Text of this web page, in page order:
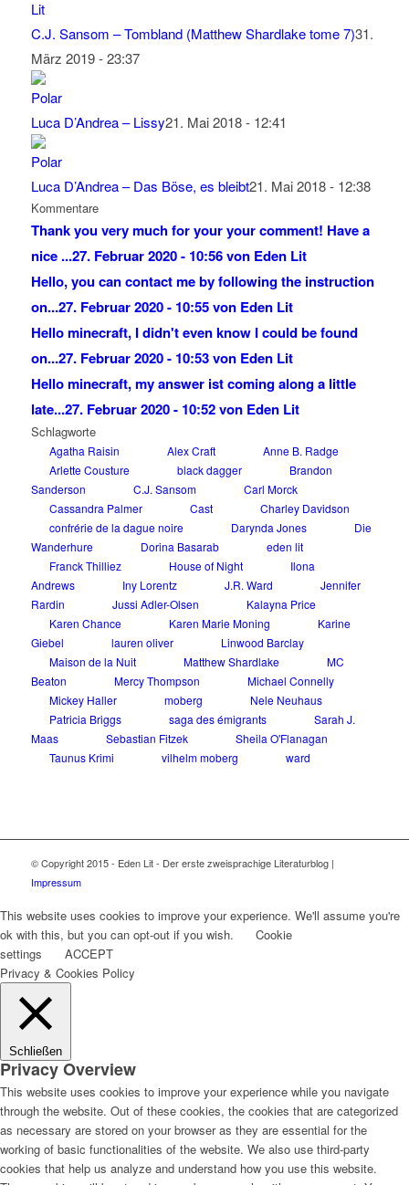
C.J. Sansom – Tombland (Matthew Shardlake tome 7)31.
März 2019 - 23:37
Luca D’Andrea – Lissy21. Mai 2018 - 12:41
Luca D’Andrea – Das Böse, es bleibt21. Mai 2018 - 12:38
Kommentare
Thank you very much for your your comment! Have a
nice ...27. Februar 2020 - 10:56 von Eden Lit
Hello, you can contact me by following the instruction
on...27. Februar 2020 - 10:55 von Eden Lit
Hello minecraft, I didn't even know I could be found
on...27. Februar 2020 - 10:53 von Eden Lit
Hello minecraft, my answer ist coming along a little
late...27. Februar 2020 - 10:52 von Eden Lit
Schlagworte
Agatha Raisin Alex Craft
Anne B. Radge
Arlette Cousture
black dagger
Brandon
Sanderson
C.J. Sansom
Carl Morck
Cassandra Palmer
Cast
Charley Davidson
confrérie de la dague noire
Darynda Jones
Die
Wanderhure
Dorina Basarab
eden lit
Franck Thilliez
House of Night
Ilona
Andrews
Iny Lorentz J.R. Ward
Jennifer
Rardin
Jussi Adler-Olsen
Kalayna Price
Karen Chance
Karen Marie Moning
Karine
Giebel
lauren oliver
Linwood Barclay
Maison de la Nuit
Matthew Shardlake
MC
Beaton
Mercy Thompson
Michael Connelly
Mickey Haller
moberg
Nele Neuhaus
Patricia Briggs
saga des émigrants
Sarah J.
Maas
Sebastian Fitzek
Sheila O'Flanagan
Taunus Krimi
vilhelm moberg ward
© Copyright 2015 - Eden Lit - Der erste zweisprachige Literaturblog |
Impressum
This website uses cookies to improve your experience. We'll assume you're
ok with this, but you can opt-out if you wish.
Cookie
settings
ACCEPT
Privacy & Cookies Policy
Schließen
Privacy Overview
This website uses cookies to improve your experience while you navigate
through the website. Out of these cookies, the cookies that are categorized
as necessary are stored on your browser as they are essential for the
working of basic functionalities of the website. We also use third-party
cookies that help us analyze and understand how you use this website.